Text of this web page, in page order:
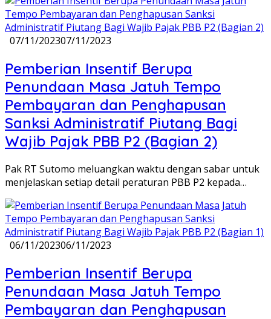
07/11/202307/11/2023
Pemberian Insentif Berupa
Penundaan Masa Jatuh Tempo
Pembayaran dan Penghapusan
Sanksi Administratif Piutang Bagi
Wajib Pajak PBB P2 (Bagian 2)
Pak RT Sutomo meluangkan waktu dengan sabar untuk
menjelaskan setiap detail peraturan PBB P2 kepada…
06/11/202306/11/2023
Pemberian Insentif Berupa
Penundaan Masa Jatuh Tempo
Pembayaran dan Penghapusan